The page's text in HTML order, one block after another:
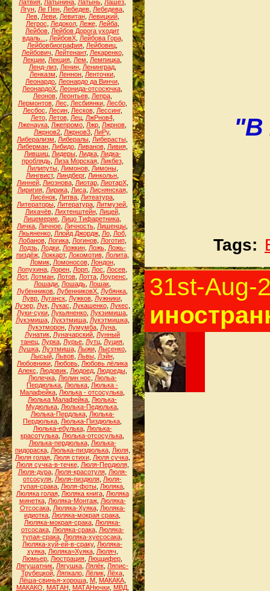
Латвия Латынина Латынь Лашез
Лгун Ле Пен Лебедев Лебедева
Лев, Леви, Левитан, Левицкий,
Легрос
Ледокол, Леже, Лейба,
Лейбов Лейбов Дорога уходит
вдаль...
ЛейбовХ, Лейбова Гора,
Лейбовбиография Лейбовиц
Лейбович
Лейтенант, Лекаренко,
Лекции Лекция Лем Лемпицка
Ленд-лиз, Ленин, Ленинград,
Ленказм
Леннон Ленточки
Леонардо Леонардо да Винчи
ЛеонардоХ Леонида-отсосючка
Леонов, Леонтьев, Лепра,
Лермонтов, Лес Лесбиянки, Лесбо,
Лесбос
Лесин, Лесков, Лессинг,
Лето, Летов, Лец, ЛжРнов4,
Лженаука Лжепромо Лжр Лжрнов
Лжрнов2 Лжрнов3 ЛиРу,
Либерализм
Либералы Либерасты
Либерман, Либидо, Ливанов, Ливия,
Лившиц, Лидеры, Лидка, Лидка-
проблядь, Лиза Морская, Ликбез,
Лилипуты, Лимонов, Лимоны,
Лингвист, Линдберг, Линкольн
Линней, Лиознова, Лиотар, ЛиотарХ,
Лиригия, Лирика, Лиса, Лиснянская,
Лисёнок Литва Литеатура
Литераторы Литература Литмузей
Лихачёв, Лихтенштейн, Лицей,
Лицемерие Лицо Тифаретника
Личка Личное Личность Лишенцы
Лкьяненко, Ллойд Джордж, Ло, Лоб,
Лобанов, Логика, Логинов, Логотип,
Лодзь, Лодки, Ложкин, Ложь, Ложь-
пиздёж, Локкарт, Локомотив, Лолита,
Ломик, Ломоносов, Лондон,
Лопухина Лорен Лорп Лос Лосев
Лот, Лотман Лотов Лотта Лоуренс
Лошади Лошадь Лошак
Лубенников ЛубенниковХ Лубянка
Лувр Луганск Лужков Лужники
Лузер, Лук, Лукас Лукашенко, Лукес
Луки-суки Лукьяненко Лукэимиша
Лукэмиша, Лукэтмиша, Лукэтмишка,
Лукэтморон Лумумба Луна
Лунатик Луначарский Лунный
танец Лурка Лурье Лутц Луция
Лушка, Луэтмиша, Лыжи, Лысенко,
Лысый, Львов, Львы, Лэйн,
Любовники Любовь Любовь лёлика
Алекс
Людовик, Людоед, Людоеды,
Люлечка, Люлин нос
Люльа-
Пердюлька Люлька Люлька -
Малафейка Люлька - отсосулька
Люлька Малафейка Люлька-
Мудюлька Люлька-Педюлька
Люлька-Пердлька, Люлька-
Пердюлька Люлька-Пиздюлька
Люлька-ебулька, Люлька-
красотулька Люлька-отсосулька
Люлька-пердюлька, Люлька-
пидораска, Люлька-пиздюлька, Люля,
Люля голая, Люля стихи, Люля сучка,
Люля сучка-в-течке, Люля-Пердюля,
Люля-дура, Люля-красотуля, Люля-
отсосуля Люля-пиздюля Люля-
тупая-срака Люля-фоты Люляка
Люляка голая, Люляка книга, Люляка
минетка, Люляка-Монтаж, Люляка-
Отсосака, Люляка-Хуяка, Люляка-
идиотка Люляка-мокрая срака
Люляка-мокрая-срака Люляка-
отсосака, Люляка-срака, Люляка-
тупая-срака Люляка-хуесосака
Люляка-хуй-ей-в-сраку, Люляка-
хуяка, Люляка=Хуяка, Люляч
Люмьер Люстрация Люццифер
Лягушатник Лягушка Лялёк Ляпис-
Трубецкой, Ляпкало, Лёлик, Лёха,
Лёша-свинья-хороша, М, МАКАКА,
МАКАКО
МАТАН МАТАНючки, МВД,
"В
Tags:
31st-Aug-